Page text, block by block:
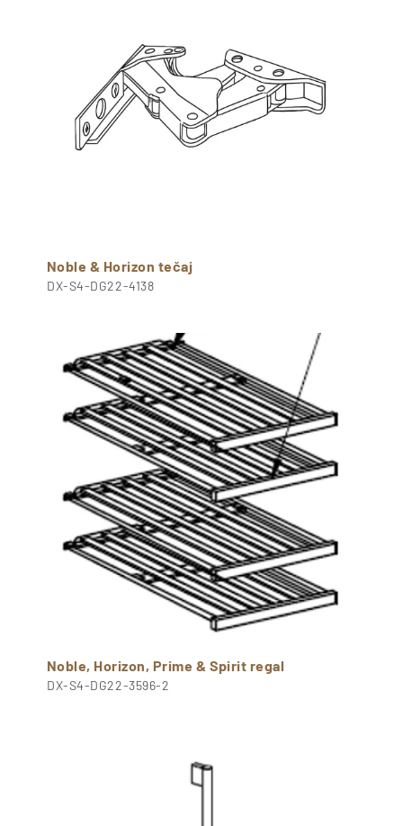
Noble & Horizon tečaj
DX-S4-DG22-4138
Noble, Horizon, Prime & Spirit regal
DX-S4-DG22-3596-2